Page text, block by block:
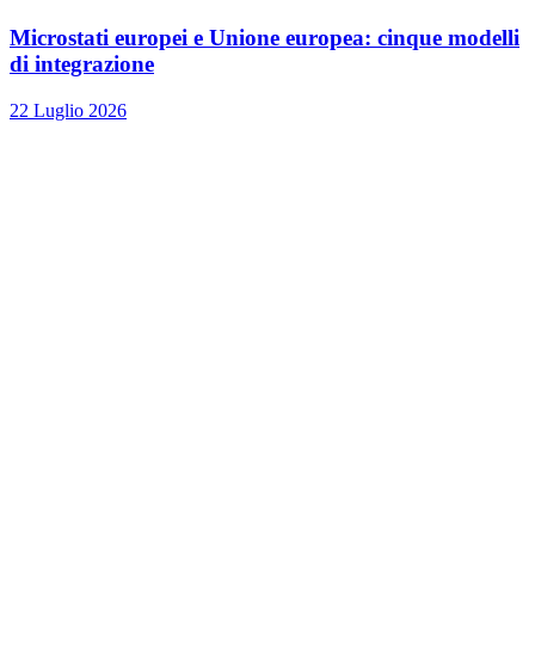
Microstati europei e Unione europea: cinque modelli
di integrazione
22 Luglio 2026